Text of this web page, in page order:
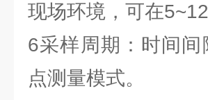
现场环境，可在
6采样周期：时间
点测量模式。